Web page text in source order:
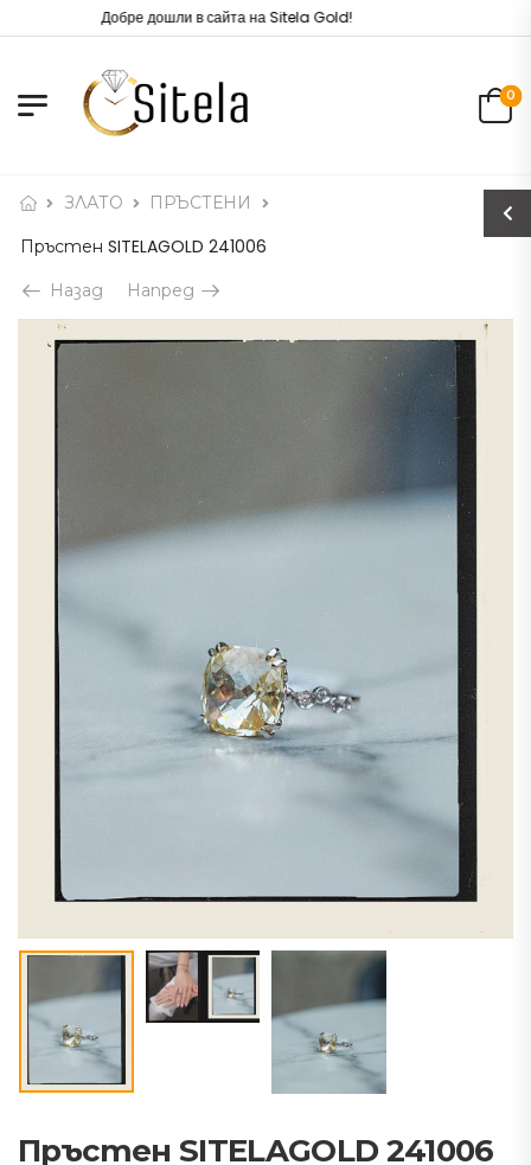
Добре дошли в сайта на Sitela Gold!
0
ЗЛАТО
ПРЪСТЕНИ
Пръстен SITELAGOLD 241006
Назад Напред
Пръстен SITELAGOLD 241006